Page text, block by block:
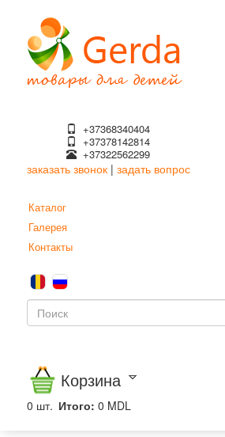
основному
содержанию
+37368340404
+37378142814
+37322562299
заказать звонок | задать вопрос
Каталог
Галерея
Контакты
Форма
Корзина
0 шт. Итого: 0 MDL